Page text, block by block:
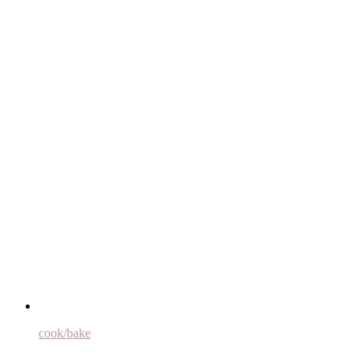
cook/bake